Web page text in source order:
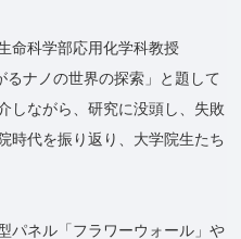
命科学部応用化学科教授
るナノの世界の探索」と題して
しながら、研究に没頭し、失敗
時代を振り返り、大学院生たち
パネル「フラワーウォール」や